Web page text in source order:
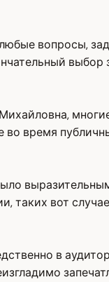
вопросы,
время
таких вот
в